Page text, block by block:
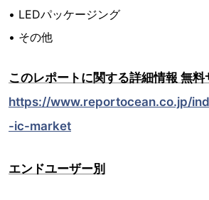
• LEDパッケージング
• その他
このレポートに関する詳細情報 無
https://www.reportocean.co.jp/
-ic-market
エンドユーザー別